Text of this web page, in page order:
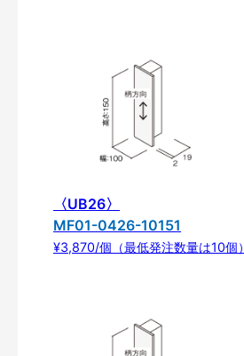
〈UB26〉
MF01-0426-10151
¥3,870/個（最低発注数量は10個）